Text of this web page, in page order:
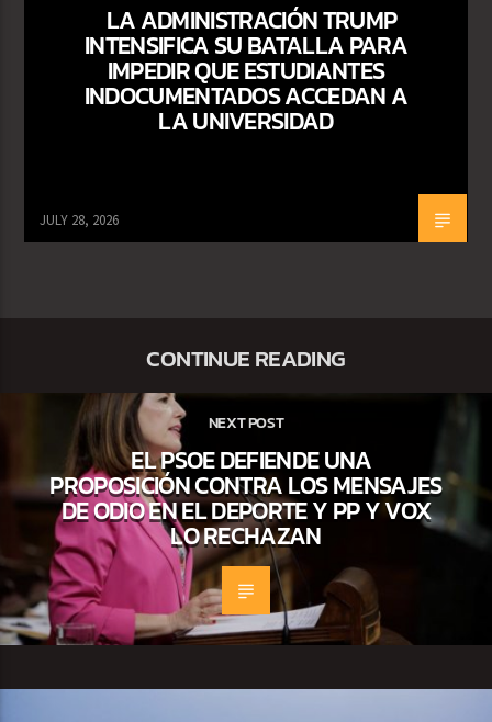
LA ADMINISTRACIÓN TRUMP
INTENSIFICA SU BATALLA PARA
IMPEDIR QUE ESTUDIANTES
INDOCUMENTADOS ACCEDAN A
LA UNIVERSIDAD
JULY 28, 2026
CONTINUE READING
NEXT POST
EL PSOE DEFIENDE UNA
PROPOSICIÓN CONTRA LOS MENSAJES
DE ODIO EN EL DEPORTE Y PP Y VOX
LO RECHAZAN